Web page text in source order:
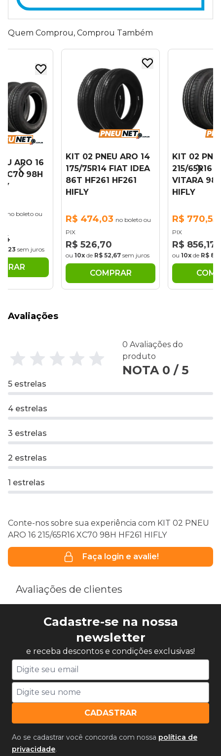
Quem Comprou, Comprou Também
ARO 16
XC70 98H
no boleto ou
sem juros
KIT 02 PNEU ARO 14
175/75R14 FIAT IDEA
86T HF261 HF261
HIFLY
R$ 474,03 no boleto ou
PIX
R$ 526,70
ou 10x de R$ 52,67 sem juros
COMPRAR
KIT 02
215/65R16
VITARA
HIFLY
R$ 770,55
PIX
R$ 856,17
ou 10x de R$
Avaliações
0 Avaliações do
produto
NOTA 0 / 5
5 estrelas
4 estrelas
3 estrelas
2 estrelas
1 estrelas
Conte-nos sobre sua experiência com KIT 02 PNEU
ARO 16 215/65R16 XC70 98H HF261 HIFLY
Faça login e avalie!
Avaliações de clientes
Cadastre-se na nossa
newsletter
e receba descontos e condições exclusivas!
CADASTRAR
Ao se cadastrar você concorda com nossa política de
privacidade.